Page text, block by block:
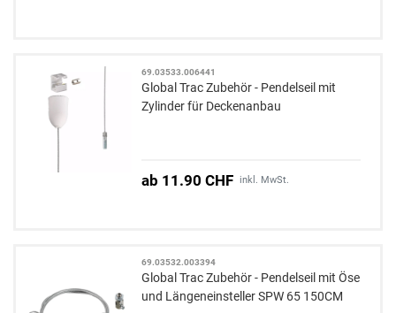
69.03533.006441
Global Trac Zubehör - Pendelseil mit
Zylinder für Deckenanbau
ab 11.90 CHF inkl. MwSt.
69.03532.003394
Global Trac Zubehör - Pendelseil mit Öse
und Längeneinsteller SPW 65 150CM